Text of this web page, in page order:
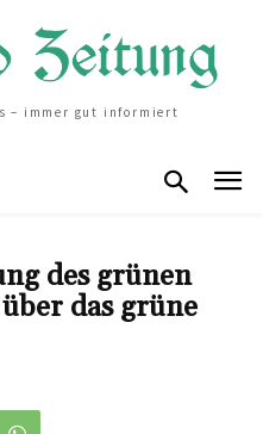
– immer gut informiert
des grünen
das grüne